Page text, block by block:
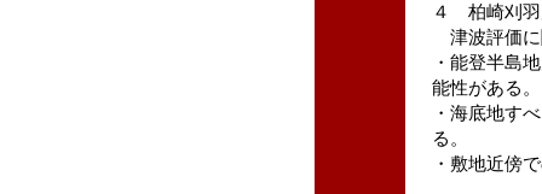
４ 柏崎刈羽
津波評価に
・能登半島
能性がある。
・海底地す
る。
・敷地近傍